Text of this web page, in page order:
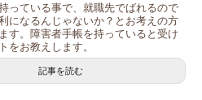
っている事で、就職先でばれるので
になるんじゃないか？とお考えの方
す。障害者手帳を持っていると受け
をお教えします。
記事を読む